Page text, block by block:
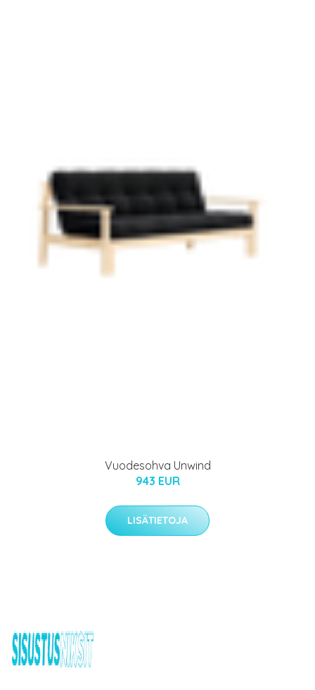
Vuodesohva Unwind
943 EUR
LISÄTIETOJA